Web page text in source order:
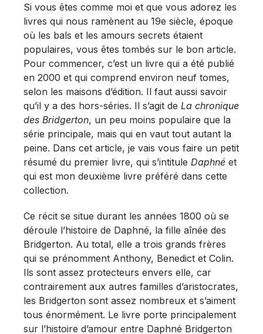
Si vous êtes comme moi et que vous adorez les
livres qui nous ramènent au 19e siècle, époque
où les bals et les amours secrets étaient
populaires, vous êtes tombés sur le bon article.
Pour commencer, c’est un livre qui a été publié
en 2000 et qui comprend environ neuf tomes,
selon les maisons d’édition. Il faut aussi savoir
qu’il y a des hors-séries. Il s’agit de La chronique
des Bridgerton, un peu moins populaire que la
série principale, mais qui en vaut tout autant la
peine. Dans cet article, je vais vous faire un petit
résumé du premier livre, qui s’intitule Daphné et
qui est mon deuxième livre préféré dans cette
collection.
Ce récit se situe durant les années 1800 où se
déroule l’histoire de Daphné, la fille aînée des
Bridgerton. Au total, elle a trois grands frères
qui se prénomment Anthony, Benedict et Colin.
Ils sont assez protecteurs envers elle, car
contrairement aux autres familles d’aristocrates,
les Bridgerton sont assez nombreux et s’aiment
tous énormément. Le livre porte principalement
sur l’histoire d’amour entre Daphné Bridgerton